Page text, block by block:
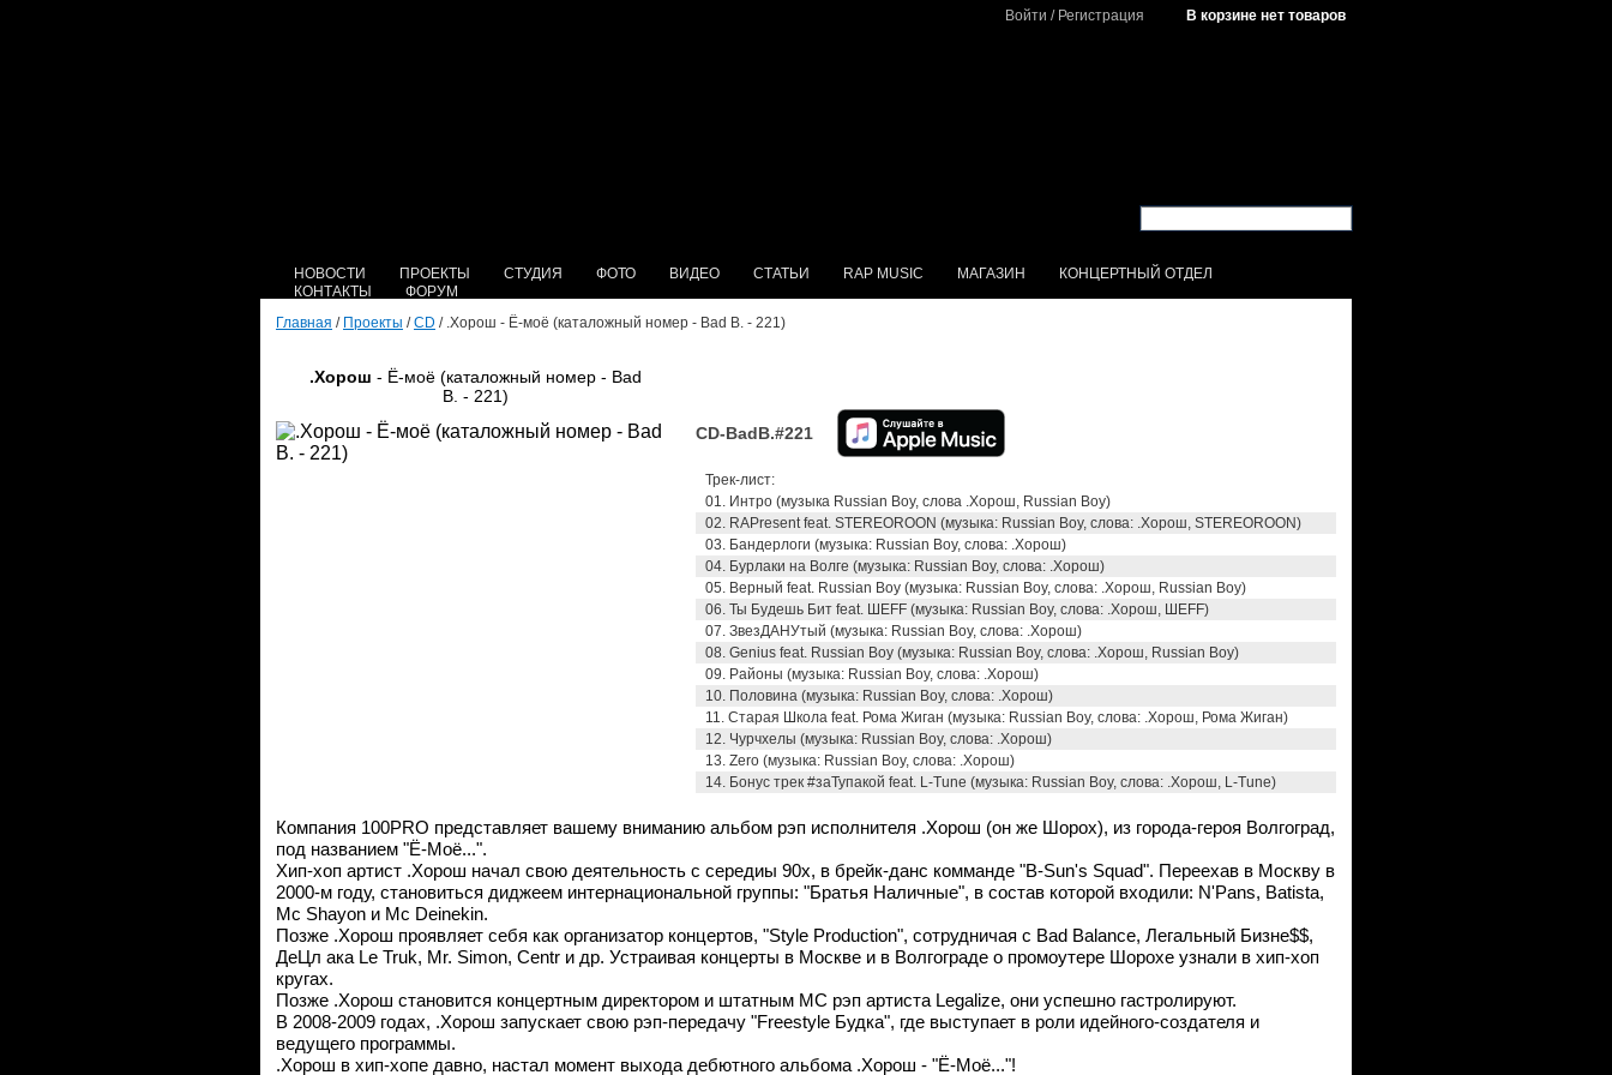
Войти / Регистрация В корзине нет товаров
НОВОСТИ ПРОЕКТЫ СТУДИЯ ФОТО ВИДЕО СТАТЬИ RAP MUSIC МАГАЗИН
КОНЦЕРТНЫЙ ОТДЕЛ
КОНТАКТЫ
ФОРУМ
Главная / Проекты /CD / .Хорош - Ё-моё (каталожный номер - Bad B. - 221)
.Хорош - Ё-моё (каталожный номер - Bad
B. - 221)
CD-BadB.#221
Трек-лист:
01. Интро (музыка Russian Boy, слова .Хорош, Russian Boy)
02. RAPresent feat. STEREOROON (музыка: Russian Boy, слова: .Хорош, STEREOROON)
03. Бандерлоги (музыка: Russian Boy, слова: .Хорош)
04. Бурлаки на Волге (музыка: Russian Boy, слова: .Хорош)
05. Верный feat. Russian Boy (музыка: Russian Boy, слова: .Хорош, Russian Boy)
06. Ты Будешь Бит feat. ШЕFF (музыка: Russian Boy, слова: .Хорош, ШЕFF)
07. ЗвезДАНУтый (музыка: Russian Boy, слова: .Хорош)
08. Genius feat. Russian Boy (музыка: Russian Boy, слова: .Хорош, Russian Boy)
09. Районы (музыка: Russian Boy, слова: .Хорош)
10. Половина (музыка: Russian Boy, слова: .Хорош)
11. Старая Школа feat. Рома Жиган (музыка: Russian Boy, слова: .Хорош, Рома Жиган)
12. Чурчхелы (музыка: Russian Boy, слова: .Хорош)
13. Zero (музыка: Russian Boy, слова: .Хорош)
14. Бонус трек #заТупакой feat. L-Tune (музыка: Russian Boy, слова: .Хорош, L-Tune)
Компания 100PRO представляет вашему вниманию альбом рэп исполнителя .Хорош (он же Шорох), из города-героя Волгоград,
под названием "Ё-Моё...".
Хип-хоп артист .Хорош начал свою деятельность с середиы 90х, в брейк-данс комманде "B-Sun's Squad". Переехав в Москву в
2000-м году, становиться диджеем интернациональной группы: "Братья Наличные", в состав которой входили: N'Pans, Batista,
Mc Shayon и Mc Deinekin.
Позже .Хорош проявляет себя как организатор концертов, "Style Production", сотрудничая с Bad Balance, Легальный Бизне$$,
ДеЦл ака Le Truk, Mr. Simon, Centr и др. Устраивая концерты в Москве и в Волгограде о промоутере Шорохе узнали в хип-хоп
кругах.
Позже .Хорош становится концертным директором и штатным МС рэп артиста Legalize, они успешно гастролируют.
В 2008-2009 годах, .Хорош запускает свою рэп-передачу "Freestyle Будка", где выступает в роли идейного-создателя и
ведущего программы.
.Хорош в хип-хопе давно, настал момент выхода дебютного альбома .Хорош - "Ё-Моё..."!